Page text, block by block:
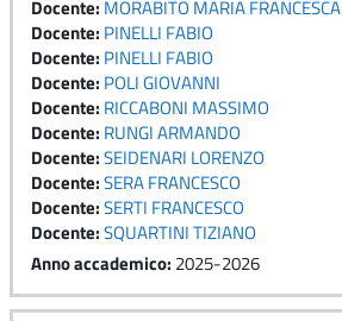
Docente: MORABITO MARIA FRANCESCA
Docente: PINELLI FABIO
Docente: PINELLI FABIO
Docente: POLI GIOVANNI
Docente: RICCABONI MASSIMO
Docente: RUNGI ARMANDO
Docente:SEIDENARI LORENZO
Docente:SERA FRANCESCO
Docente:SERTI FRANCESCO
Docente:SQUARTINI TIZIANO
Anno accademico: 2025-2026